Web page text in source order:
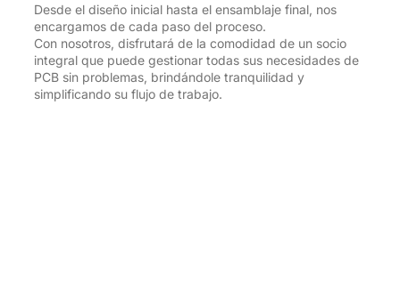
Desde el diseño inicial hasta el ensamblaje final, nos
encargamos de cada paso del proceso.
Con nosotros, disfrutará de la comodidad de un socio
integral que puede gestionar todas sus necesidades de
PCB sin problemas, brindándole tranquilidad y
simplificando su flujo de trabajo.